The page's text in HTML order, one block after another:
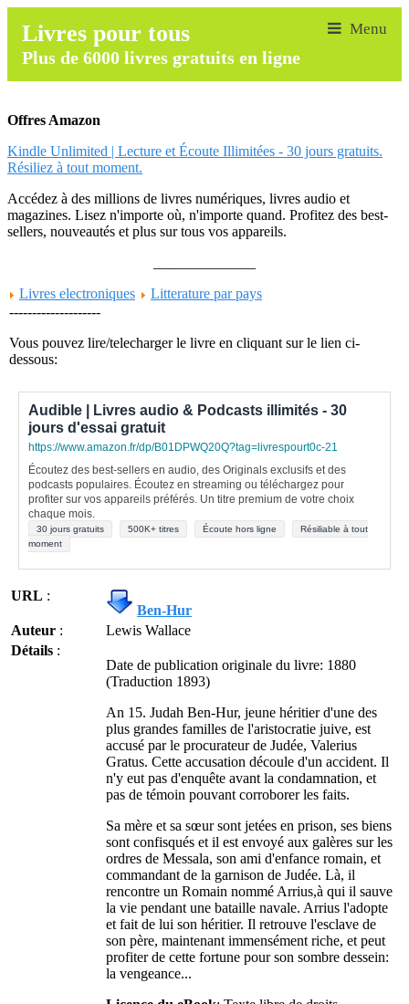
Livres pour tous
Plus de 6000 livres gratuits en ligne
Offres Amazon
Kindle Unlimited | Lecture et Écoute Illimitées - 30 jours gratuits.
Résiliez à tout moment.
Accédez à des millions de livres numériques, livres audio et
magazines. Lisez n'importe où, n'importe quand. Profitez des best-
sellers, nouveautés et plus sur tous vos appareils.
Livres electroniques
Litterature par pays
--------------------
Vous pouvez lire/telecharger le livre en cliquant sur le lien ci-
dessous:
Audible | Livres audio & Podcasts illimités - 30
jours d'essai gratuit
https://www.amazon.fr/dp/B01DPWQ20Q?tag=livrespourt0c-21
Écoutez des best-sellers en audio, des Originals exclusifs et des
podcasts populaires. Écoutez en streaming ou téléchargez pour
profiter sur vos appareils préférés. Un titre premium de votre choix
chaque mois.
30 jours gratuits 500K+ titres Écoute hors ligne
Résiliable à tout
moment
URL :
Ben-Hur
Auteur :
Lewis Wallace
Détails :
Date de publication originale du livre: 1880
(Traduction 1893)
An 15. Judah Ben-Hur, jeune héritier d'une des
plus grandes familles de l'aristocratie juive, est
accusé par le procurateur de Judée, Valerius
Gratus. Cette accusation découle d'un accident. Il
n'y eut pas d'enquête avant la condamnation, et
pas de témoin pouvant corroborer les faits.
Sa mère et sa sœur sont jetées en prison, ses biens
sont confisqués et il est envoyé aux galères sur les
ordres de Messala, son ami d'enfance romain, et
commandant de la garnison de Judée. Là, il
rencontre un Romain nommé Arrius,à qui il sauve
la vie pendant une bataille navale. Arrius l'adopte
et fait de lui son héritier. Il retrouve l'esclave de
son père, maintenant immensément riche, et peut
profiter de cette fortune pour son sombre dessein:
la vengeance...